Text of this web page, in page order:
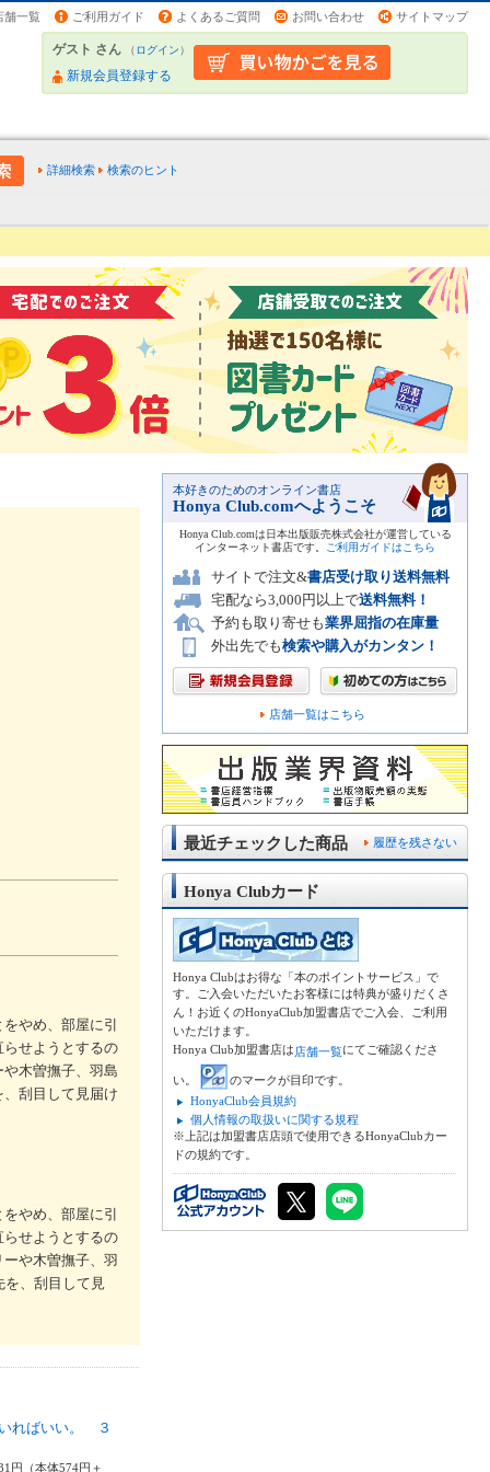
舗一覧 ご利用ガイド よくあるご質問 お問い合わせ サイトマップ
ゲスト さん （ログイン）
新規会員登録する
詳細検索 検索のヒント
やめ、部屋に引
せようとするの
木曽撫子、羽島
刮目して見届け
やめ、部屋に引
せようとするの
や木曽撫子、羽
、刮目して見
ればいい。 ３
円（本体574円＋
本好きのためのオンライン書店
Honya Club.comへようこそ
Honya Club.comは日本出版販売株式会社が運営している
インターネット書店です。
ご利用ガイドはこちら
サイトで注文&書店受け取り送料無料
宅配なら3,000円以上で送料無料！
予約も取り寄せも業界屈指の在庫量
外出先でも検索や購入がカンタン！
店舗一覧はこちら
履歴を残さない
最近チェックした商品
Honya Clubカード
Honya Clubはお得な「本のポイントサービス」で
す。ご入会いただいたお客様には特典が盛りだくさ
ん！お近くのHonyaClub加盟書店でご入会、ご利用
いただけます。
Honya Club加盟書店は店舗一覧にてご確認くださ
い。
のマークが目印です。
HonyaClub会員規約
個人情報の取扱いに関する規程
※上記は加盟書店店頭で使用できるHonyaClubカー
ドの規約です。